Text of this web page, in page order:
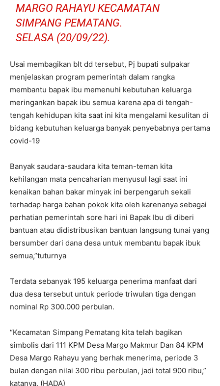
MARGO RAHAYU KECAMATAN
SIMPANG PEMATANG.
SELASA (20/09/22).
Usai membagikan blt dd tersebut, Pj bupati sulpakar
menjelaskan program pemerintah dalam rangka
membantu bapak ibu memenuhi kebutuhan keluarga
meringankan bapak ibu semua karena apa di tengah-
tengah kehidupan kita saat ini kita mengalami kesulitan di
bidang kebutuhan keluarga banyak penyebabnya pertama
covid-19
Banyak saudara-saudara kita teman-teman kita
kehilangan mata pencaharian menyusul lagi saat ini
kenaikan bahan bakar minyak ini berpengaruh sekali
terhadap harga bahan pokok kita oleh karenanya sebagai
perhatian pemerintah sore hari ini Bapak Ibu di diberi
bantuan atau didistribusikan bantuan langsung tunai yang
bersumber dari dana desa untuk membantu bapak ibuk
semua,”tuturnya
Terdata sebanyak 195 keluarga penerima manfaat dari
dua desa tersebut untuk periode triwulan tiga dengan
nominal Rp 300.000 perbulan.
“Kecamatan Simpang Pematang kita telah bagikan
simbolis dari 111 KPM Desa Margo Makmur Dan 84 KPM
Desa Margo Rahayu yang berhak menerima, periode 3
bulan dengan nilai 300 ribu perbulan, jadi total 900 ribu,”
katanya. (HADA)